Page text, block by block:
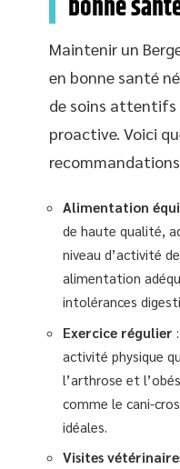
bonne
Maintenir un
en bonne santé
de soins attentifs
proactive. Voici
Alimentation
de haute qualité,
niveau d’activité
alimentation
intolérances
Exercice régulier
activité physique
l’arthrose et
comme le cani-
idéales.
Visites